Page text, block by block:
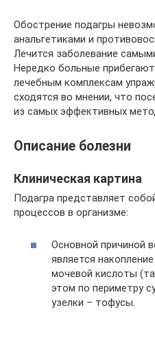
Обострение подагры
анальгетиками и
Лечится заболевание
Нередко больные
лечебным комплексам
сходятся во мнении, что
из самых эффективных
Описание болезни
Клиническая картина
Подагра представляет
процессов в организме:
Основной причиной
является
мочевой кислоты
этом по периметру
узелки – тофусы.